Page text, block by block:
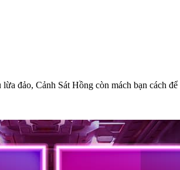
đảo, Cảnh Sát Hồng còn mách bạn cách